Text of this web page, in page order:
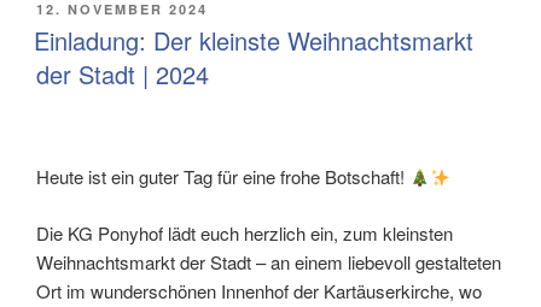
VERÖFFENTLICHT
AM
12. NOVEMBER 2024
Einladung: Der kleinste Weihnachtsmarkt
der Stadt | 2024
Heute ist ein guter Tag für eine frohe Botschaft!
Die KG Ponyhof lädt euch herzlich ein, zum kleinsten
Weihnachtsmarkt der Stadt – an einem liebevoll gestalteten
Ort im wunderschönen Innenhof der Kartäuserkirche, wo